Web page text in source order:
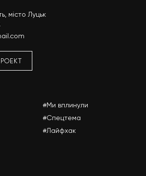
місто Луцьк
#Ми вплинули
#Спецтема
#Лайфхак